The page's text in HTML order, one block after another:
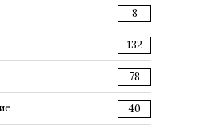
8
132
78
40